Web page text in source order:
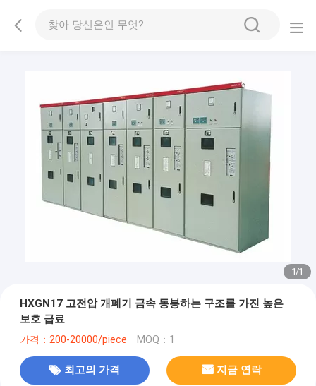
1/1
HXGN17 고전압 개폐기 금속 동봉하는 구조를 가진 높은
보호 급료
가격：200-20000/piece MOQ：1
최고의 가격 지금 연락